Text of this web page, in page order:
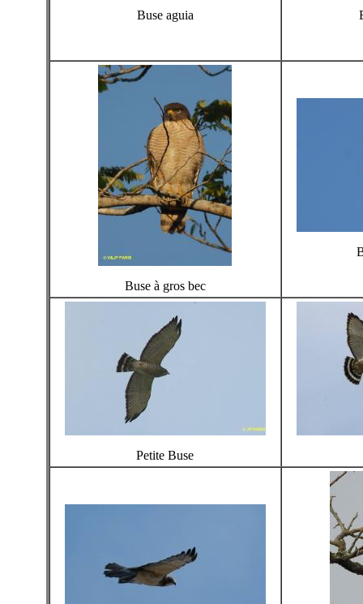
Buse aguia
Buse à gros bec
Petite Buse